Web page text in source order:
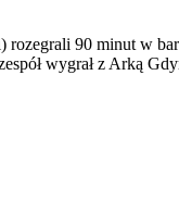
90 minut w
wygrał z Arką